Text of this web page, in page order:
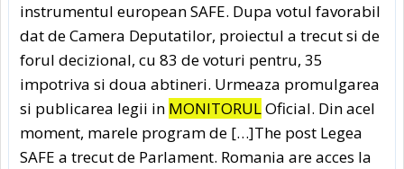
instrumentul european SAFE. Dupa votul favorabil
dat de Camera Deputatilor, proiectul a trecut si de
forul decizional, cu 83 de voturi pentru, 35
impotriva si doua abtineri. Urmeaza promulgarea
si publicarea legii in MONITORULOficial. Din acel
moment, marele program de […]The post Legea
SAFE a trecut de Parlament. Romania are acces la